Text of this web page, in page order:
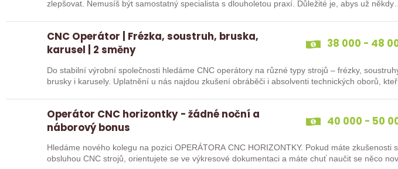
zlepšovat. Nemusíš být samostatný specialista s dlouholetou praxí. Důležité je, abys už někdy
CNC Operátor | Frézka, soustruh, bruska,
karusel | 2 směny
38 000 - 48
Do stabilní výrobní společnosti hledáme CNC operátory na různé typy strojů – frézky,
brusky i karusely. Uplatnění u nás najdou zkušení obráběči i absolventi technických oborů,
Operátor CNC horizontky - žádné noční a
náborový bonus
40 000 - 50
Hledáme nového kolegu na pozici OPERÁTORA CNC HORIZONTKY. Pokud máte zkušenosti s
obsluhou CNC strojů, orientujete se ve výkresové dokumentaci a máte chuť naučit se něco